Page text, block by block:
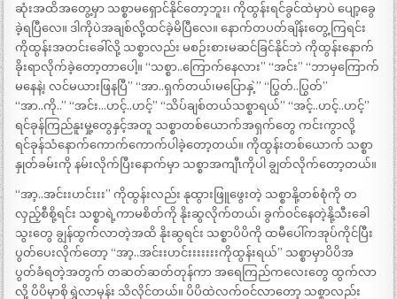
ဆုံးအထိအတွေ့မှာ သစ္စာမရှောင်နိုင်တော့ဘူး၊ ကိုထွန်းရင်ခွင်ထဲမှာပဲ ပျော့ခွေ
ခဲ့ရပြီလေ။ ဒါကိုပဲအချစ်လို့ထင်ခဲ့မိပြီလေ။ နောက်တပတ်ချိန်းတွေ့ကြရင်း
ကိုထွန်းအတင်းခေါ်လို့ သစ္စာလည်း မစဉ်းစားမဆင်ခြင်နိုင်ဘဲ ကိုထွန်းနောက်
ခိုးရာလိုက်ခဲ့တော့တာပေါ့။ “သစ္စာ..ကြောက်နေလား” “အင်း” “ဘာမှကြောက်
မနေနဲ့၊ လင်မယားဖြနပြီ” “အာ..ရှက်တယ်၊မပြောနှဲ့” “ပြွတ်..ပြွတ်”
“အာ..ကို..” “အင်း…ဟင့်..ဟင့်” “သိပ်ချစ်တယ်သစ္စာရယ်” “အင့်..ဟင့်..ဟင့်”
ရင်ခုန်ကြည်နူးမှု့တွေနှင့်အတူ သစ္စာတစ်ယောက်အရှက်တွေ ကင်းကွာလို့
ရင်ခုန်သံနောက်ကောက်ကောက်ပါခဲ့တော့တယ်။ ကိုထွန်းတစ်ယောက် သစ္စာ
နှုတ်ခမ်းကို နမ်းလိုက်ပြီးနောက်မှာ သစ္စာအကျီၤကိုပါ ချွတ်လိုက်တော့တယ်။
“အာ့..အင်းးဟင်းးး” ကိုထွန်းလည်း နုထွားဖြူဖွေးတဲ့ သစ္စာနို့တစ်စုံကို တ
လှည့်စီစို့ရင်း သစ္စာရဲ့ကာမစိတ်ကို နိုးဆွလိုက်တယ်၊ ခွက်ဝင်နေတဲ့နို့သီးခေါ
သွးတွေ ချွန်ထွက်လာတဲ့အထိ နိုးဆွရင်း သစ္စာပိပိကို ထမီပေါ်ကအုပ်ကိုင်ပြီး
ပွတ်ပေးလိုက်တော့ “အာ့..အင်းးဟင်းးးးးးးကိုထွန်းရယ်” သစ္စာမှာပိပိအ
ပွတ်ခံရတဲ့အတွက် တဆတ်ဆတ်တုန်ကာ အရေကြည်ကလေးတွေ ထွက်လာ
လို့ ပိပိမှာစိုရွှဲလာမှန်း သိလိုင်တယ်။ ပိပိထဲလက်ဝင်လာတော့ သစ္စာလည်း